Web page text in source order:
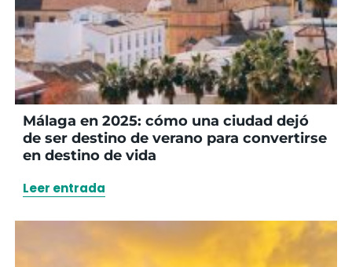
Málaga en 2025: cómo una ciudad dejó
de ser destino de verano para convertirse
en destino de vida
Leer entrada